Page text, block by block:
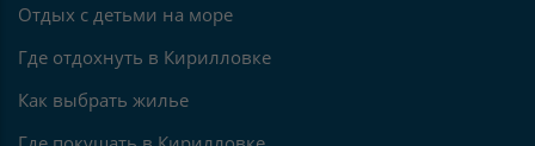
Отдых с детьми на море
Где отдохнуть в Кирилловке
Как выбрать жилье